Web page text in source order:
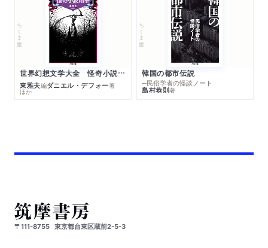
ちくま文庫
世界幻想文学大全 怪奇小説精華
東雅夫編ダニエル・デフォー著
ほか
ちくま文庫
韓国の都市伝説
─民俗学者の怪談ノート
島村恭則著
〒111-8755 東京都台東区蔵前2-5-3